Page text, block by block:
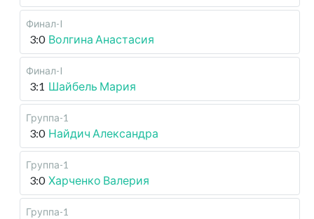
Финал-I
3:0 Волгина Анастасия
Финал-I
3:1 Шайбель Мария
Группа-1
3:0 Найдич Александра
Группа-1
3:0 Харченко Валерия
Группа-1